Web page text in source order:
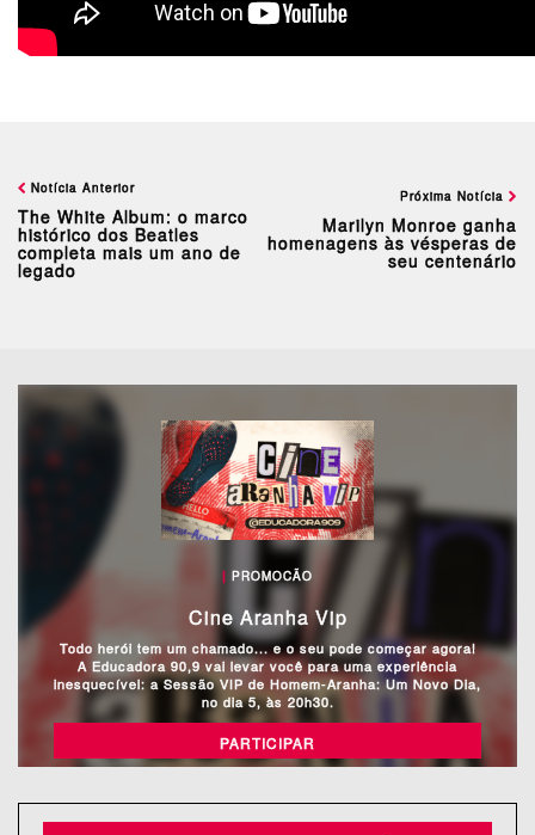
Notícia Anterior
The White Album: o marco
histórico dos Beatles
completa mais um ano de
legado
Próxima Notícia
Marilyn Monroe ganha
homenagens às vésperas de
seu centenário
| PROMOCÃO
Cine Aranha Vip
Todo herói tem um chamado... e o seu pode começar agora!
A Educadora 90,9 vai levar você para uma experiência
inesquecível: a Sessão VIP de Homem-Aranha: Um Novo Dia,
no dia 5, às 20h30.
PARTICIPAR